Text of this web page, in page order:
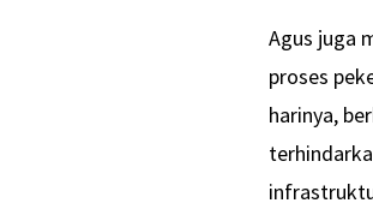
Agus juga
proses
harinya,